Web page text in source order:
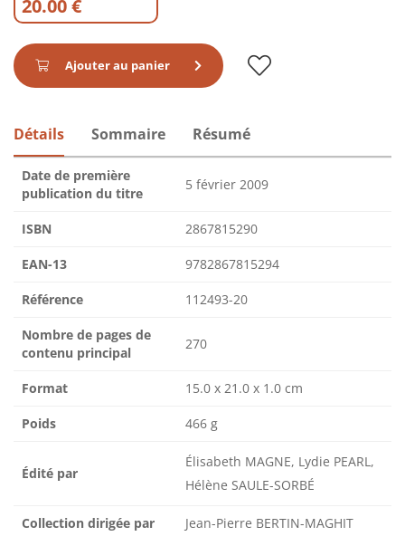
20.00 €
Ajouter au panier
Détails Sommaire Résumé
Date de première
publication du titre
5 février 2009
ISBN 2867815290
EAN-13 9782867815294
Référence 112493-20
Nombre de pages de
contenu principal
270
Format 15.0 x 21.0 x 1.0 cm
Poids 466 g
Édité par
Élisabeth MAGNE, Lydie PEARL,
Hélène SAULE-SORBÉ
Collection dirigée par Jean-Pierre BERTIN-MAGHIT